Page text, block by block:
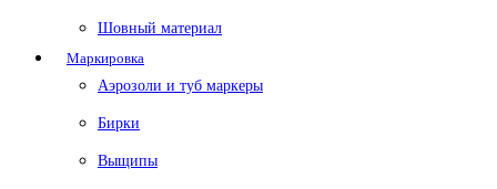
Шовный материал
Маркировка
Аэрозоли и туб маркеры
Бирки
Выщипы